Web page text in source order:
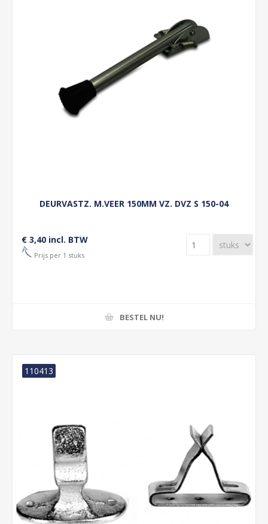
DEURVASTZ. M.VEER 150MM VZ. DVZ S 150-04
€ 3,40 incl. BTW
Prijs per 1 stuks
BESTEL NU!
110413